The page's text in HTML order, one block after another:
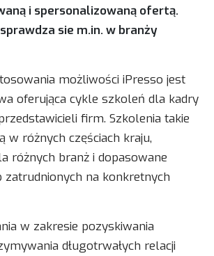
i spersonalizowaną ofertą.
sie m.in. w branży
możliwości iPresso jest
oferująca cykle szkoleń dla kadry
firm. Szkolenia takie
w różnych częściach kraju,
różnych branż i dopasowane
na konkretnych
w zakresie pozyskiwania
długotrwałych relacji